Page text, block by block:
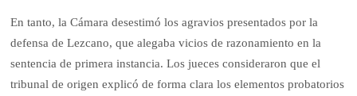
En tanto, la Cámara desestimó los agravios presentados por la
defensa de Lezcano, que alegaba vicios de razonamiento en la
sentencia de primera instancia. Los jueces consideraron que el
tribunal de origen explicó de forma clara los elementos probatorios